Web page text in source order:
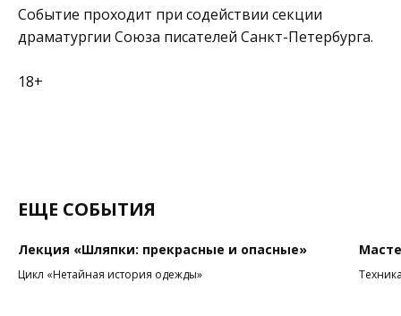
Событие проходит при содействии секции
драматургии Союза писателей Санкт-Петербурга.
18+
ЕЩЕ СОБЫТИЯ
Лекция «Шляпки: прекрасные и опасные»
Цикл «Нетайная история одежды»